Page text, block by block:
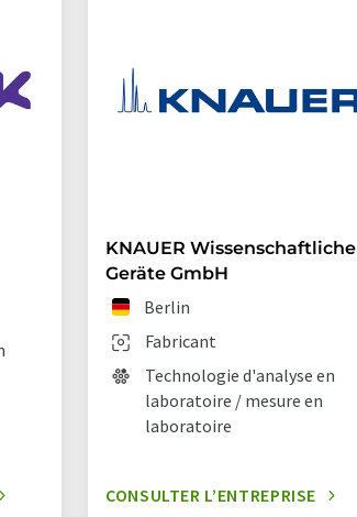
KNAUER Wissenschaftliche
Geräte GmbH
Berlin
Fabricant
Technologie d'analyse en
laboratoire / mesure en
laboratoire
CONSULTER L’ENTREPRISE